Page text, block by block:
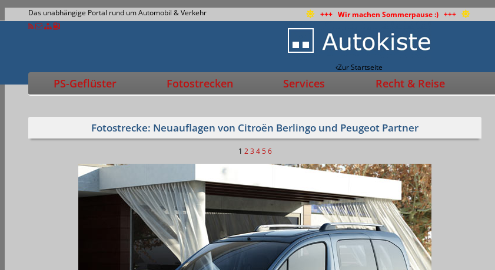
Das unabhängige Portal rund um Automobil & Verkehr +++ Wir machen Sommerpause :) +++
Zur Startseite
PS-Geflüster Fotostrecken Services Recht & Reise
Fotostrecke: Neuauflagen von Citroën Berlingo und Peugeot Partner
1 2 3 4 5 6